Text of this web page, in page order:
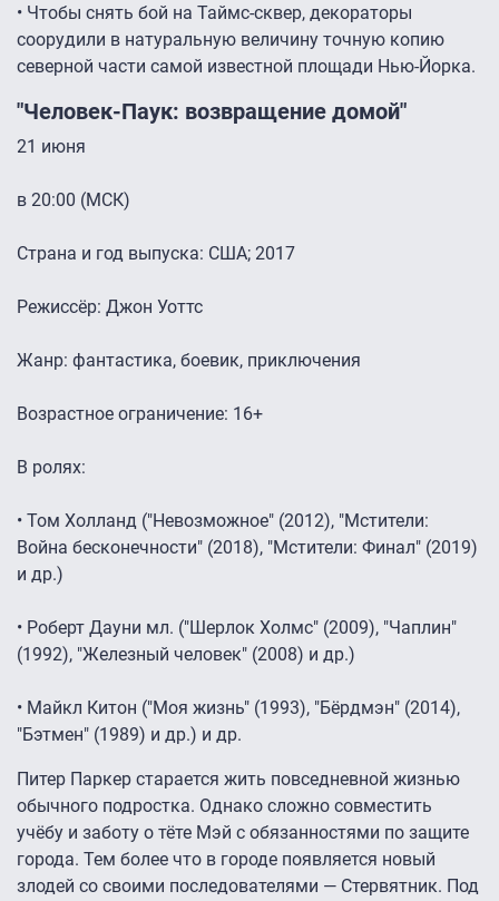
• Чтобы снять бой на Таймс-сквер, декораторы
соорудили в натуральную величину точную копию
северной части самой известной площади Нью-Йорка.
"Человек-Паук: возвращение домой"
21 июня
в 20:00 (МСК)
Страна и год выпуска: США; 2017
Режиссёр: Джон Уоттс
Жанр: фантастика, боевик, приключения
Возрастное ограничение: 16+
В ролях:
• Том Холланд ("Невозможное" (2012), "Мстители:
Война бесконечности" (2018), "Мстители: Финал" (2019)
и др.)
• Роберт Дауни мл. ("Шерлок Холмс" (2009), "Чаплин"
(1992), "Железный человек" (2008) и др.)
• Майкл Китон ("Моя жизнь" (1993), "Бёрдмэн" (2014),
"Бэтмен" (1989) и др.) и др.
Питер Паркер старается жить повседневной жизнью
обычного подростка. Однако сложно совместить
учёбу и заботу о тёте Мэй с обязанностями по защите
города. Тем более что в городе появляется новый
злодей со своими последователями — Стервятник. Под